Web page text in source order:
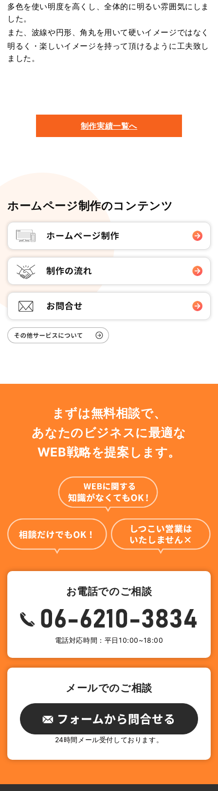
多色を使い明度を高くし、全体的に明るい雰囲気にしま
した。
また、波線や円形、角丸を用いて硬いイメージではなく
明るく・楽しいイメージを持って頂けるように工夫致し
ました。
制作実績一覧へ
ホームページ制作のコンテンツ
まずは無料相談で、
あなたのビジネスに最適な
WEB戦略を提案します。
お電話でのご相談
電話対応時間：平日10:00~18:00
メールでのご相談
24時間メール受付しております。